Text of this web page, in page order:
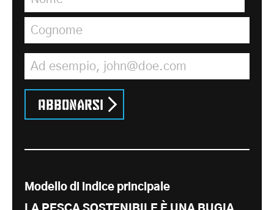
Cognome
Indirizzo e-mail *
Abbonarsi
Modello di indice principale